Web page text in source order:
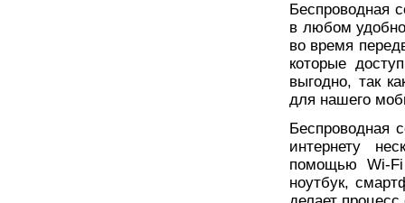
Беспроводная
в любом
во время
которые
выгодно, так
для нашего
Беспроводная
интернету
помощью Wi-Fi
ноутбук,